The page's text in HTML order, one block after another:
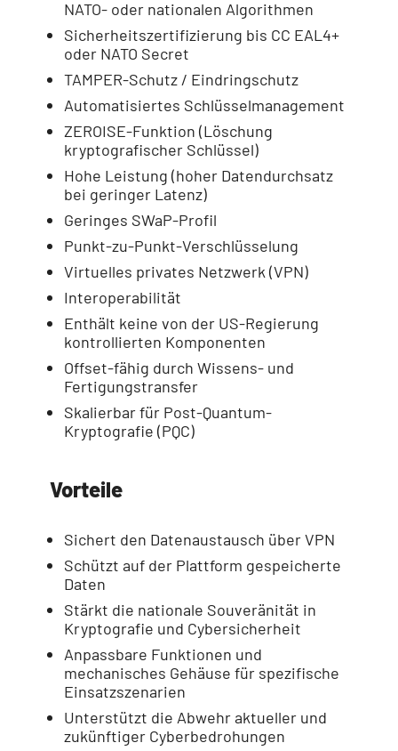
NATO- oder nationalen Algorithmen
Sicherheitszertifizierung bis CC EAL4+
oder NATO Secret
TAMPER-Schutz / Eindringschutz
Automatisiertes Schlüsselmanagement
ZEROISE-Funktion (Löschung
kryptografischer Schlüssel)
Hohe Leistung (hoher Datendurchsatz
bei geringer Latenz)
Geringes SWaP-Profil
Punkt-zu-Punkt-Verschlüsselung
Virtuelles privates Netzwerk (VPN)
Interoperabilität
Enthält keine von der US-Regierung
kontrollierten Komponenten
Offset-fähig durch Wissens- und
Fertigungstransfer
Skalierbar für Post-Quantum-
Kryptografie (PQC)
Vorteile
Sichert den Datenaustausch über VPN
Schützt auf der Plattform gespeicherte
Daten
Stärkt die nationale Souveränität in
Kryptografie und Cybersicherheit
Anpassbare Funktionen und
mechanisches Gehäuse für spezifische
Einsatzszenarien
Unterstützt die Abwehr aktueller und
zukünftiger Cyberbedrohungen